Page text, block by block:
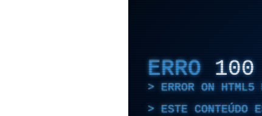
ERRO 100
ERROR ON HTML5
ESTE CONTEÚDO